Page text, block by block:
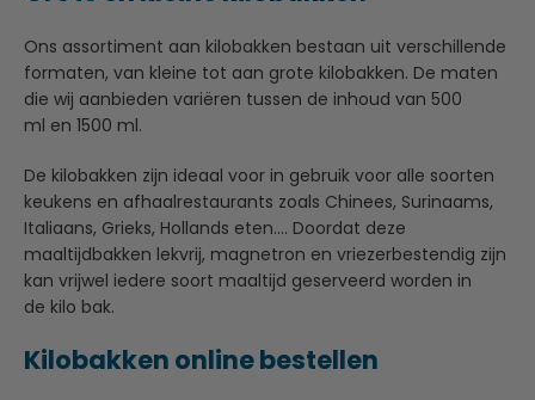
Ons assortiment aan kilobakken bestaan uit verschillende
formaten, van kleine tot aan grote kilobakken. De maten
die wij aanbieden variëren tussen de inhoud van 500
ml en 1500 ml.
De kilobakken zijn ideaal voor in gebruik voor alle soorten
keukens en afhaalrestaurants zoals Chinees, Surinaams,
Italiaans, Grieks, Hollands eten…. Doordat deze
maaltijdbakken lekvrij, magnetron en vriezerbestendig zijn
kan vrijwel iedere soort maaltijd geserveerd worden in
de kilo bak.
Kilobakken online bestellen